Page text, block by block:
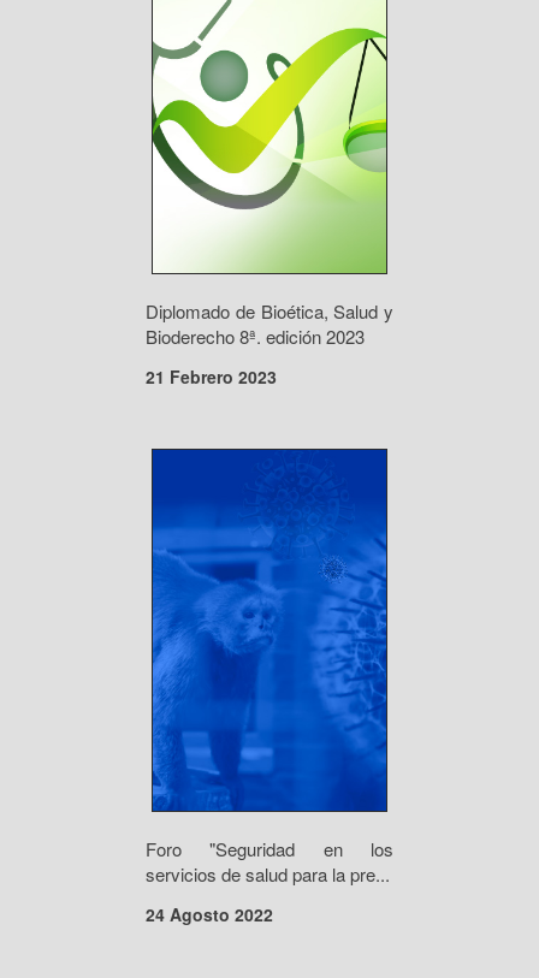
Diplomado de Bioética, Salud y
Bioderecho 8ª. edición 2023
21 Febrero 2023
Foro "Seguridad en los
servicios de salud para la pre...
24 Agosto 2022